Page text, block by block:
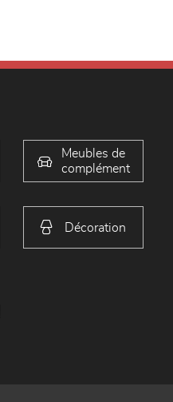
Meubles de
complément
Décoration